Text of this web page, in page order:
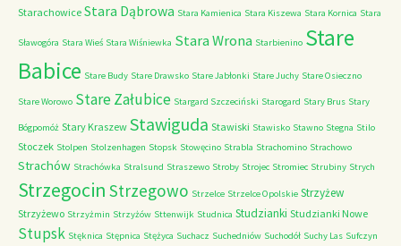
Starachowice Stara Dąbrowa Stara Kamienica Stara Kiszewa Stara Kornica Stara
Sławogóra Stara Wieś Stara Wiśniewka Stara Wrona Starbienino Stare
Babice Stare Budy Stare Drawsko Stare Jabłonki Stare Juchy Stare Osieczno
Stare Worowo Stare Załubice Stargard Szczeciński Starogard Stary Brus Stary
Bógpomóż Stary Kraszew Stawiguda Stawiski Stawisko Stawno Stegna Stilo
Stoczek Stolpen Stolzenhagen Stopsk Stowęcino Strabla Strachomino Strachowo
Strachów Strachówka Stralsund Straszewo Stroby Strojec Stromiec Strubiny Strych
Strzegocin Strzegowo Strzelce Strzelce Opolskie Strzyżew
Strzyżewo Strzyżmin Strzyżów Sttenwijk Studnica Studzianki Studzianki Nowe
Stupsk Stęknica Stępnica Stężyca Suchacz Suchedniów Suchodół Suchy Las Sufczyn